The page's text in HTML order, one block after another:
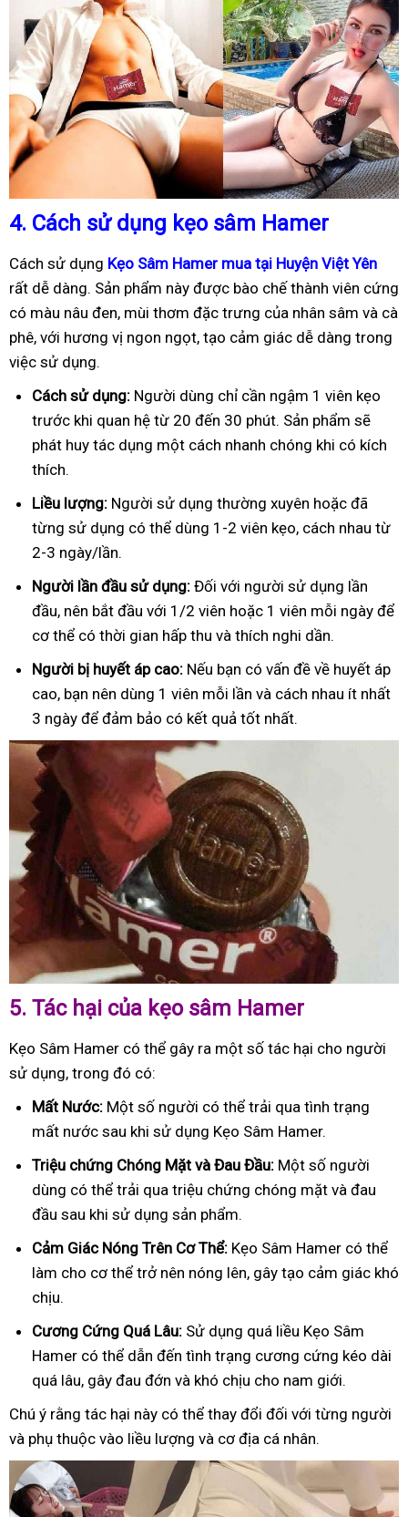
4. Cách sử dụng kẹo sâm Hamer
Cách sử dụng Kẹo Sâm Hamer mua tại Huyện Việt Yên
rất dễ dàng. Sản phẩm này được bào chế thành viên cứng
có màu nâu đen, mùi thơm đặc trưng của nhân sâm và cà
phê, với hương vị ngon ngọt, tạo cảm giác dễ dàng trong
việc sử dụng.
Cách sử dụng: Người dùng chỉ cần ngậm 1 viên kẹo
trước khi quan hệ từ 20 đến 30 phút. Sản phẩm sẽ
phát huy tác dụng một cách nhanh chóng khi có kích
thích.
Liều lượng: Người sử dụng thường xuyên hoặc đã
từng sử dụng có thể dùng 1-2 viên kẹo, cách nhau từ
2-3 ngày/lần.
Người lần đầu sử dụng: Đối với người sử dụng lần
đầu, nên bắt đầu với 1/2 viên hoặc 1 viên mỗi ngày để
cơ thể có thời gian hấp thu và thích nghi dần.
Người bị huyết áp cao: Nếu bạn có vấn đề về huyết áp
cao, bạn nên dùng 1 viên mỗi lần và cách nhau ít nhất
3 ngày để đảm bảo có kết quả tốt nhất.
5. Tác hại của kẹo sâm Hamer
Kẹo Sâm Hamer có thể gây ra một số tác hại cho người
sử dụng, trong đó có:
Mất Nước: Một số người có thể trải qua tình trạng
mất nước sau khi sử dụng Kẹo Sâm Hamer.
Triệu chứng Chóng Mặt và Đau Đầu: Một số người
dùng có thể trải qua triệu chứng chóng mặt và đau
đầu sau khi sử dụng sản phẩm.
Cảm Giác Nóng Trên Cơ Thể: Kẹo Sâm Hamer có thể
làm cho cơ thể trở nên nóng lên, gây tạo cảm giác khó
chịu.
Cương Cứng Quá Lâu: Sử dụng quá liều Kẹo Sâm
Hamer có thể dẫn đến tình trạng cương cứng kéo dài
quá lâu, gây đau đớn và khó chịu cho nam giới.
Chú ý rằng tác hại này có thể thay đổi đối với từng người
và phụ thuộc vào liều lượng và cơ địa cá nhân.